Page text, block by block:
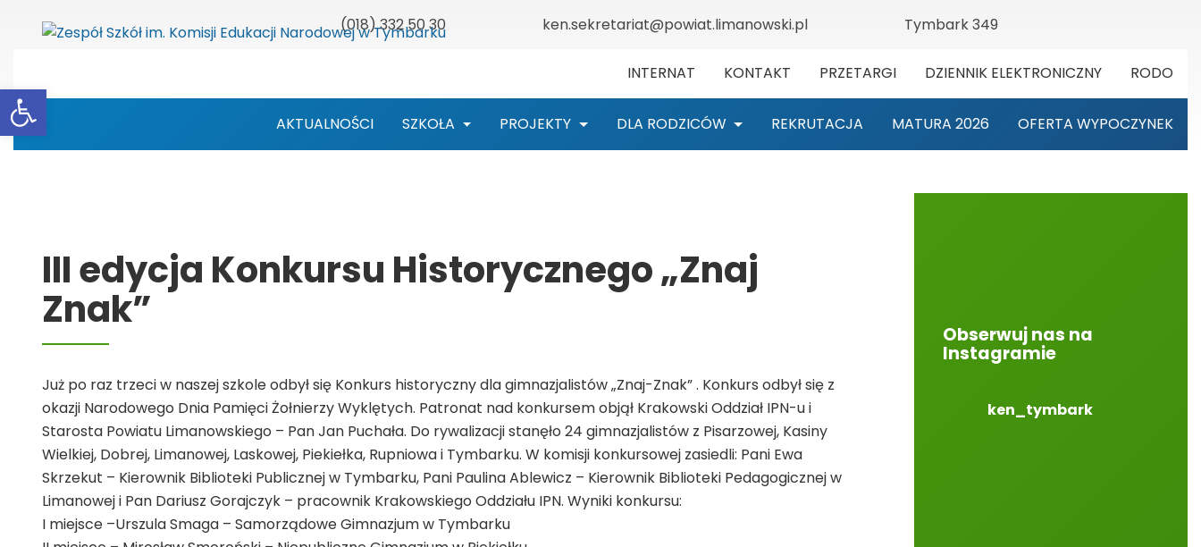
(018) 332 50 30 ken.sekretariat@powiat.limanowski.pl Tymbark 349
INTERNAT KONTAKT PRZETARGI DZIENNIK ELEKTRONICZNY RODO
AKTUALNOŚCI SZKOŁA PROJEKTY DLA RODZICÓW REKRUTACJA MATURA 2026 OFERTA WYPOCZYNEK
III edycja Konkursu Historycznego „Znaj
Znak”
Już po raz trzeci w naszej szkole odbył się Konkurs historyczny dla gimnazjalistów „Znaj-Znak” . Konkurs odbył się z
okazji Narodowego Dnia Pamięci Żołnierzy Wyklętych. Patronat nad konkursem objął Krakowski Oddział IPN-u i
Starosta Powiatu Limanowskiego – Pan Jan Puchała. Do rywalizacji stanęło 24 gimnazjalistów z Pisarzowej, Kasiny
Wielkiej, Dobrej, Limanowej, Laskowej, Piekiełka, Rupniowa i Tymbarku. W komisji konkursowej zasiedli: Pani Ewa
Skrzekut – Kierownik Biblioteki Publicznej w Tymbarku, Pani Paulina Ablewicz – Kierownik Biblioteki Pedagogicznej w
Limanowej i Pan Dariusz Gorajczyk – pracownik Krakowskiego Oddziału IPN. Wyniki konkursu:
I miejsce –Urszula Smaga – Samorządowe Gimnazjum w Tymbarku
Obserwuj nas na
Instagramie
ken_tymbark
Otwórz pasek narzędzi